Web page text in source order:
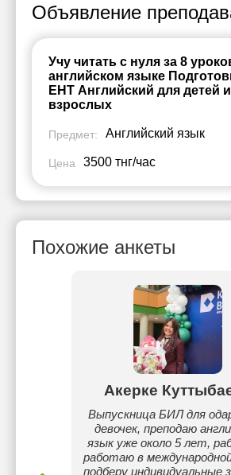
Объявление
Учу читать с нуля за 8
английском языке
ЕНТ Английский для детей и
взрослых
Предмет: Английский язык
Цена 3500 тнг/час
Похожие анкеты
Акерке
Выпускница БИЛ для
девочек, преподаю
язык уже около 5 лет,
работаю в
подберу индивидуальные